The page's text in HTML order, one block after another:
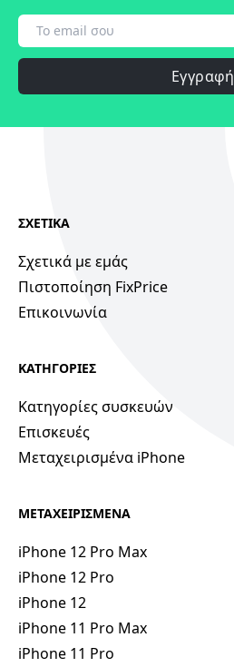
Εγγραφή
ΣΧΕΤΙΚΑ
Σχετικά με εμάς
Πιστοποίηση FixPrice
Επικοινωνία
ΚΑΤΗΓΟΡΙΕΣ
Κατηγορίες συσκευών
Επισκευές
Μεταχειρισμένα iPhone
ΜΕΤΑΧΕΙΡΙΣΜΕΝΑ
iPhone 12 Pro Max
iPhone 12 Pro
iPhone 12
iPhone 11 Pro Max
iPhone 11 Pro